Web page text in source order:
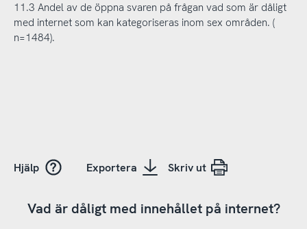
11.3 Andel av de öppna svaren på frågan vad som är dåligt
med internet som kan kategoriseras inom sex områden. (
n=1484).
Hjälp Exportera Skriv ut
Vad är dåligt med innehållet på internet?